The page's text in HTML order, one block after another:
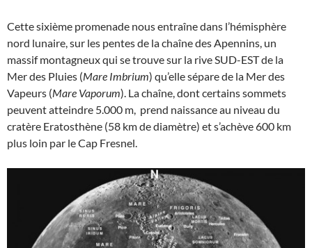
Cette sixième promenade nous entraîne dans l’hémisphère
nord lunaire, sur les pentes de la chaîne des Apennins, un
massif montagneux qui se trouve sur la rive SUD-EST de la
Mer des Pluies (Mare Imbrium) qu’elle sépare de la Mer des
Vapeurs (Mare Vaporum). La chaîne, dont certains sommets
peuvent atteindre 5.000 m, prend naissance au niveau du
cratère Eratosthène (58 km de diamètre) et s’achève 600 km
plus loin par le Cap Fresnel.